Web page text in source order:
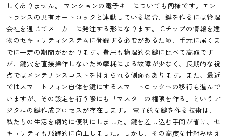
しくありません。 マンションの電子キーについても同様です。エン
トランスの共有オートロックと連動している場合、鍵を作るには管理
会社を通じてメーカーに発注する形になります。ICチップの情報を建
物のセキュリティシステムに登録する必要があるため、手元に届くま
でに一定の期間がかかります。費用も物理的な鍵に比べて高額です
が、鍵穴を直接操作しないため摩耗による故障が少なく、長期的な視
点ではメンテナンスコストを抑えられる側面もあります。また、最近
ではスマートフォン自体を鍵にするスマートロックへの移行も進んで
いますが、その設定を行う際にも「マスターの権限を作る」というデ
ジタルの鍵作成プロセスが存在します。 電子的な鍵を作る技術は、
私たちの生活を劇的に便利にしました。鍵を差し込む手間が省け、セ
キュリティも飛躍的に向上しました。しかし、その高度な仕組みゆえ